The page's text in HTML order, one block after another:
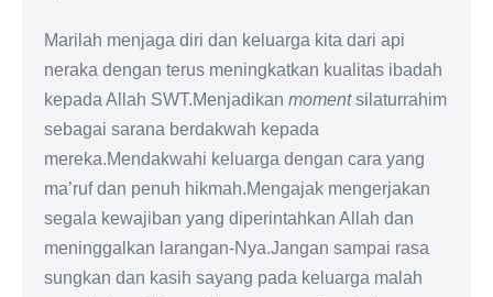
Marilah menjaga diri dan keluarga kita dari api
neraka dengan terus meningkatkan kualitas ibadah
kepada Allah SWT.Menjadikan momentsilaturrahim
sebagai sarana berdakwah kepada
mereka.Mendakwahi keluarga dengan cara yang
ma’ruf dan penuh hikmah.Mengajak mengerjakan
segala kewajiban yang diperintahkan Allah dan
meninggalkan larangan-Nya.Jangan sampai rasa
sungkan dan kasih sayang pada keluarga malah